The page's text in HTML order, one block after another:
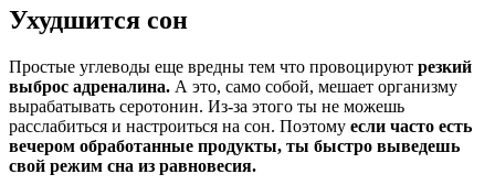
Ухудшится сон
Простые углеводы еще вредны тем что провоцируют резкий
выброс адреналина. А это, само собой, мешает организму
вырабатывать серотонин. Из-за этого ты не можешь
расслабиться и настроиться на сон. Поэтому если часто есть
вечером обработанные продукты, ты быстро выведешь
свой режим сна из равновесия.